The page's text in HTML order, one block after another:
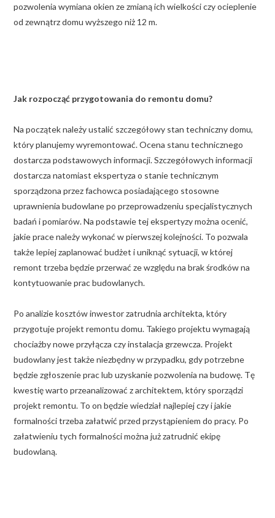
pozwolenia wymiana okien ze zmianą ich wielkości czy ocieplenie
od zewnątrz domu wyższego niż 12 m.
Jak rozpocząć przygotowania do remontu domu?
Na początek należy ustalić szczegółowy stan techniczny domu,
który planujemy wyremontować. Ocena stanu technicznego
dostarcza podstawowych informacji. Szczegółowych informacji
dostarcza natomiast ekspertyza o stanie technicznym
sporządzona przez fachowca posiadającego stosowne
uprawnienia budowlane po przeprowadzeniu specjalistycznych
badań i pomiarów. Na podstawie tej ekspertyzy można ocenić,
jakie prace należy wykonać w pierwszej kolejności. To pozwala
także lepiej zaplanować budżet i uniknąć sytuacji, w której
remont trzeba będzie przerwać ze względu na brak środków na
kontytuowanie prac budowlanych.
Po analizie kosztów inwestor zatrudnia architekta, który
przygotuje projekt remontu domu. Takiego projektu wymagają
chociażby nowe przyłącza czy instalacja grzewcza. Projekt
budowlany jest także niezbędny w przypadku, gdy potrzebne
będzie zgłoszenie prac lub uzyskanie pozwolenia na budowę. Tę
kwestię warto przeanalizować z architektem, który sporządzi
projekt remontu. To on będzie wiedział najlepiej czy i jakie
formalności trzeba załatwić przed przystąpieniem do pracy. Po
załatwieniu tych formalności można już zatrudnić ekipę
budowlaną.